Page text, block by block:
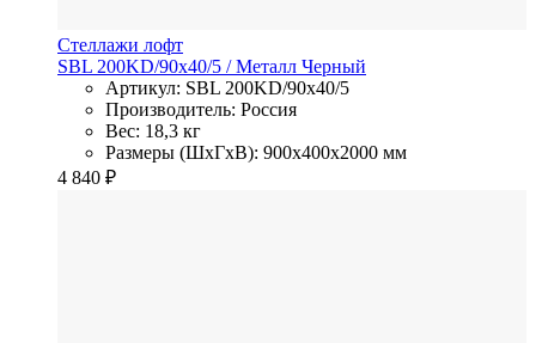
Стеллажи лофт
SBL 200KD/90x40/5 / Металл Черный
Артикул: SBL 200KD/90x40/5
Производитель: Россия
Вес: 18,3 кг
Размеры (ШхГхВ): 900x400x2000 мм
4 840 ₽